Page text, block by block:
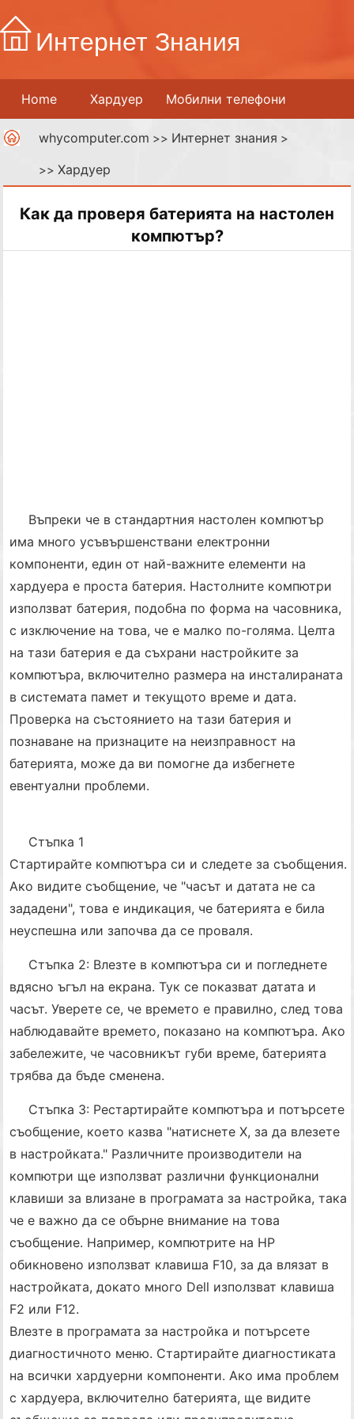
Интернет Знания
Home Хардуер Мобилни телефони
Принтери Мрежи Интернет
Дигитални медии
whycomputer.com >> Интернет знания >
>> Хардуер
Как да проверя батерията на настолен
компютър?
Въпреки че в стандартния настолен компютър
има много усъвършенствани електронни
компоненти, един от най-важните елементи на
хардуера е проста батерия. Настолните компютри
използват батерия, подобна по форма на часовника,
с изключение на това, че е малко по-голяма. Целта
на тази батерия е да съхрани настройките за
компютъра, включително размера на инсталираната
в системата памет и текущото време и дата.
Проверка на състоянието на тази батерия и
познаване на признаците на неизправност на
батерията, може да ви помогне да избегнете
евентуални проблеми.
Стъпка 1
Стартирайте компютъра си и следете за съобщения.
Ако видите съобщение, че "часът и датата не са
зададени", това е индикация, че батерията е била
неуспешна или започва да се проваля.
Стъпка 2: Влезте в компютъра си и погледнете
вдясно ъгъл на екрана. Тук се показват датата и
часът. Уверете се, че времето е правилно, след това
наблюдавайте времето, показано на компютъра. Ако
забележите, че часовникът губи време, батерията
трябва да бъде сменена.
Стъпка 3: Рестартирайте компютъра и потърсете
съобщение, което казва "натиснете X, за да влезете
в настройката." Различните производители на
компютри ще използват различни функционални
клавиши за влизане в програмата за настройка, така
че е важно да се обърне внимание на това
съобщение. Например, компютрите на HP
обикновено използват клавиша F10, за да влязат в
настройката, докато много Dell използват клавиша
F2 или F12.
Влезте в програмата за настройка и потърсете
диагностичното меню. Стартирайте диагностиката
на всички хардуерни компоненти. Ако има проблем
с хардуера, включително батерията, ще видите